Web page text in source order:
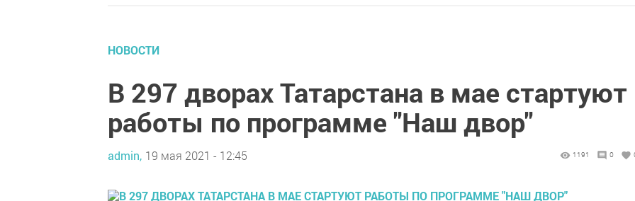
НОВОСТИ
В 297 дворах Татарстана в мае стартуют
работы по программе "Наш двор"
admin, 19 мая 2021 - 12:45 1191 0